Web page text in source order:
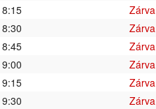
8:15
Zárva
8:30
Zárva
8:45
Zárva
9:00
Zárva
9:15
Zárva
9:30
Zárva